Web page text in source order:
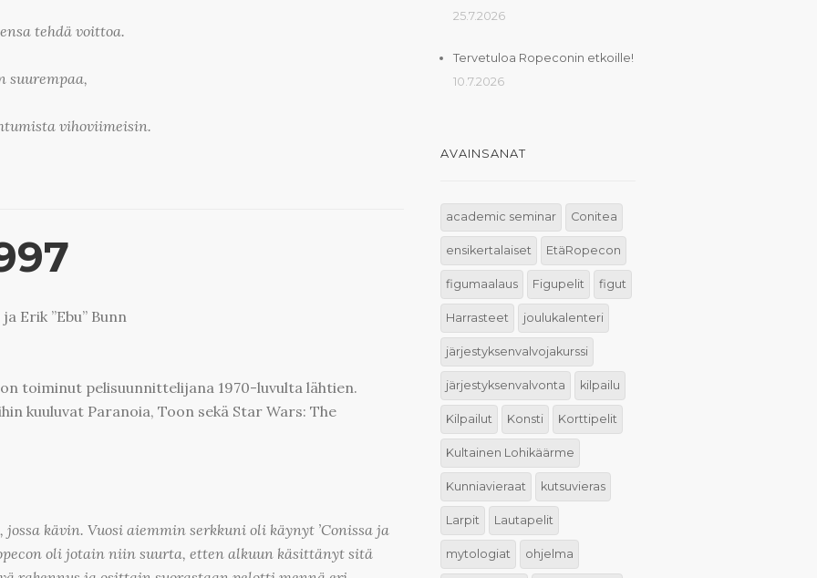
tehdä voittoa.
suurempaa,
vihoviimeisin.
Erik ”Ebu” Bunn
on toiminut pelisuunnittelijana 1970-luvulta lähtien.
kuuluvat Paranoia, Toon sekä Star Wars: The
jossa kävin. Vuosi aiemmin serkkuni oli käynyt ’Conissa ja
oli jotain niin suurta, etten alkuun käsittänyt sitä
25.7.2026
Tervetuloa Ropeconin etkoille!
10.7.2026
AVAINSANAT
academic seminar Conitea
ensikertalaiset EtäRopecon
figumaalaus Figupelit figut
Harrasteet joulukalenteri
järjestyksenvalvojakurssi
järjestyksenvalvonta kilpailu
Kilpailut Konsti Korttipelit
Kultainen Lohikäärme
Kunniavieraat kutsuvieras
Larpit Lautapelit
mytologiat ohjelma